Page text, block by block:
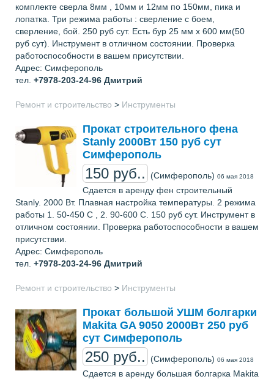
комплекте сверла 8мм , 10мм и 12мм по 150мм, пика и
лопатка. Три режима работы : cверление с боем,
сверление, бой. 250 руб сут. Есть бур 25 мм x 600 мм(50
руб сут). Инструмент в отличном состоянии. Проверка
работоспособности в вашем присутствии.
Адрес: Симферополь
тел. +7978-203-24-96 Дмитрий
Ремонт и строительство > Инструменты
Прокат строительного фена
Stanly 2000Вт 150 руб сут
Симферополь
150 руб.. (Симферополь) 06 мая 2018
Сдается в аренду фен строительный
Stanly. 2000 Вт. Плавная настройка температуры. 2 режима
работы 1. 50-450 С , 2. 90-600 С. 150 руб сут. Инструмент в
отличном состоянии. Проверка работоспособности в вашем
присутствии.
Адрес: Симферополь
тел. +7978-203-24-96 Дмитрий
Ремонт и строительство > Инструменты
Прокат большой УШМ болгарки
Makita GA 9050 2000Вт 250 руб
сут Симферополь
250 руб.. (Симферополь) 06 мая 2018
Сдается в аренду большая болгарка Makita